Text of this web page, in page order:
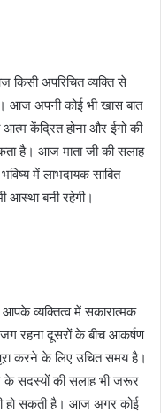
अपरिचित व्यक्ति से
आज अपनी कोई भी खास बात
केंद्रित होना और ईगो की
है। आज माता जी की सलाह
में लाभदायक साबित
आस्था बनी रहेगी।
व्यक्तित्व में सकारात्मक
रहना दूसरों के बीच आकर्षण
करने के लिए उचित समय है।
के सदस्यों की सलाह भी जरूर
सकती है। आज अगर कोई